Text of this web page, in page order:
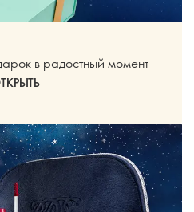
в радостный момент